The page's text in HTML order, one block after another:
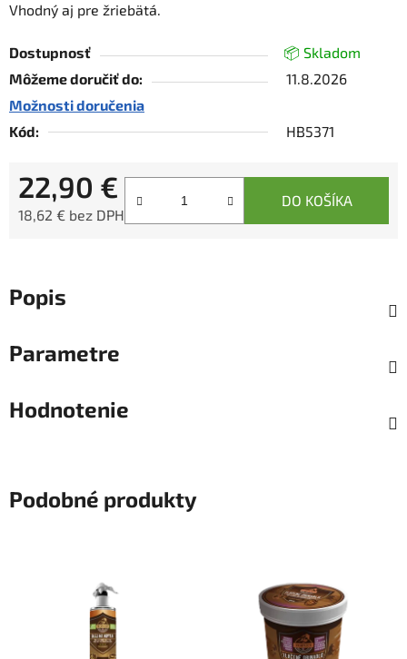
Vhodný aj pre žriebätá.
Dostupnosť
📦 Skladom
Môžeme doručiť do:
11.8.2026
Možnosti doručenia
Kód:
HB5371
22,90 €
18,62 € bez DPH
DO KOŠÍKA
Popis
Parametre
Hodnotenie
Podobné produkty